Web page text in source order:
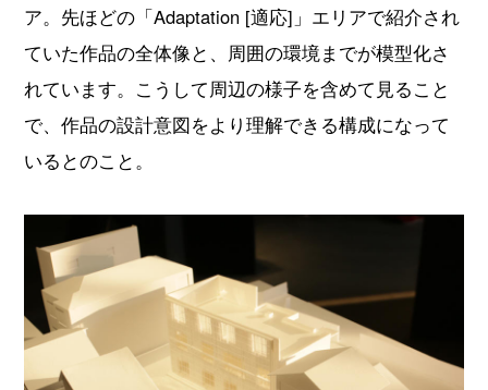
ア。先ほどの「Adaptation [適応]」エリアで紹介され
ていた作品の全体像と、周囲の環境までが模型化さ
れています。こうして周辺の様子を含めて見ること
で、作品の設計意図をより理解できる構成になって
いるとのこと。